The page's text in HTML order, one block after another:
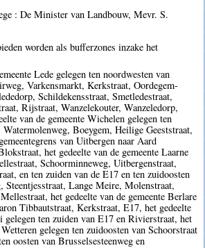
: De Minister van Landbouw, Mevr. S.
worden als bufferzones inzake het
Lede gelegen ten noordwesten van
Varkensmarkt, Kerkstraat, Oordegem-
Schildekensstraat, Smetledestraat,
Rijstraat, Wanzelekouter, Wanzeledorp,
van de gemeente Wichelen gelegen ten
Boeygem, Heilige Geeststraat,
van Uitbergen naar Aard
het gedeelte van de gemeente Laarne
Schoorminneweg, Uitbergenstraat,
en ten zuiden van de E17 en ten zuidoosten
Lange Meire, Molenstraat,
het gedeelte van de gemeente Berlare
Tibbautstraat, Kerkstraat, E17, het gedeelte
gelegen ten zuiden van E17 en Rivierstraat, het
gelegen ten zuidoosten van Schoorstraat
oosten van Brusselsesteenweg en